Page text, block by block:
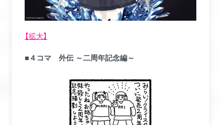
【拡大】
■４コマ 外伝 ～二周年記念編～